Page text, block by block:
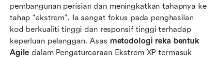
pembangunan perisian dan meningkatkan tahapnya ke
tahap "ekstrem". Ia sangat fokus pada penghasilan
kod berkualiti tinggi dan responsif tinggi terhadap
keperluan pelanggan. Asas metodologi reka bentuk
Agile dalam Pengaturcaraan Ekstrem XP termasuk